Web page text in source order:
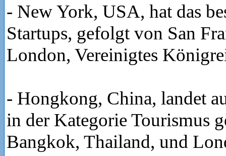
- New York, USA, hat das
Startups, gefolgt von San
London, Vereinigtes
- Hongkong, China, landet
in der Kategorie Tourismus
Bangkok, Thailand, und